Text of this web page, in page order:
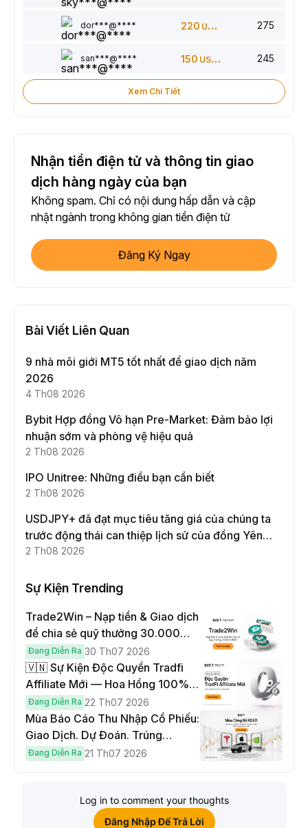
dor***@**** 220 USDT 275
san***@**** 150 USDT 245
Xem Chi Tiết
Nhận tiền điện tử và thông tin giao
dịch hàng ngày của bạn
Không spam. Chỉ có nội dung hấp dẫn và cập
nhật ngành trong không gian tiền điện tử
Đăng Ký Ngay
Bài Viết Liên Quan
9 nhà môi giới MT5 tốt nhất để giao dịch năm
2026
4 Th08 2026
Bybit Hợp đồng Vô hạn Pre-Market: Đảm bảo lợi
nhuận sớm và phòng vệ hiệu quả
2 Th08 2026
IPO Unitree: Những điều bạn cần biết
2 Th08 2026
USDJPY+ đã đạt mục tiêu tăng giá của chúng ta
trước động thái can thiệp lịch sử của đồng Yên
Nhật!
2 Th08 2026
Sự Kiện Trending
Trade2Win – Nạp tiền & Giao dịch
để chia sẻ quỹ thưởng 30.000
USDT
Đang Diễn Ra 30 Th07 2026
🇻🇳 Sự Kiện Độc Quyền Tradfi
Affiliate Mới — Hoa Hồng 100% &
Hoàn Phí Qua Đêm
Đang Diễn Ra 22 Th07 2026
Mùa Báo Cáo Thu Nhập Cổ Phiếu:
Giao Dịch. Dự Đoán. Trúng
Cybertruck!
Đang Diễn Ra 21 Th07 2026
Log in to comment your thoughts
Đăng Nhập Để Trả Lời